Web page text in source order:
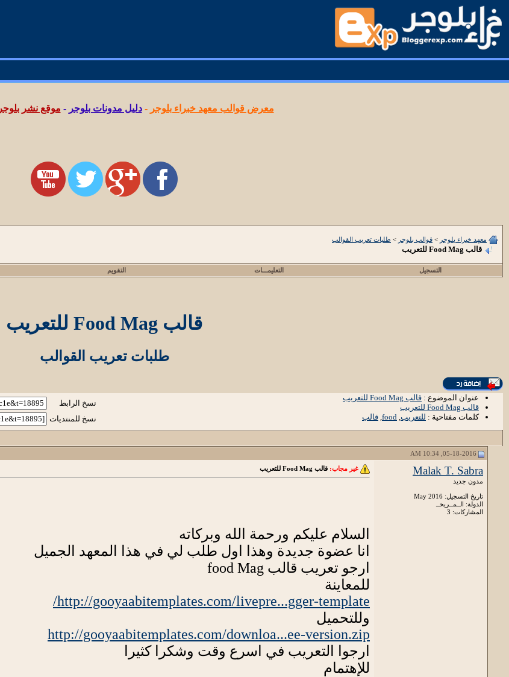
معرض قوالب معهد خبراء بلوجر -دليل مدونات بلوجر - موقع نشر بلوجر
معهد خبراء بلوجر > قوالب بلوجر > طلبات تعريب القوالب
قالب Food Mag للتعريب
التسجيل
التعليمـــات التقويم
قالب Food Mag للتعريب
طلبات تعريب القوالب
عنوان الموضوع : قالب Food Mag للتعريب
قالب Food Mag للتعريب
كلمات مفتاحية : للتعريب food قالب
نسخ الرابط
نسخ للمنتديات
Malak T. Sabra
مدون جديد
تاريخ التسجيل: May 2016
الدولة: الــمــريخــ
المشاركات: 3
غير مجاب: قالب Food Mag للتعريب
السلام عليكم ورحمة الله وبركاته
انا عضوة جديدة وهذا اول طلب لي في هذا المعهد الجميل
ارجو تعريب قالب food Mag
للمعاينة
http://gooyaabitemplates.com/livepre...gger-template/
وللتحميل
http://gooyaabitemplates.com/downloa...ee-version.zip
ارجوا التعريب في اسرع وقت وشكرا كثيرا
للإهتمام